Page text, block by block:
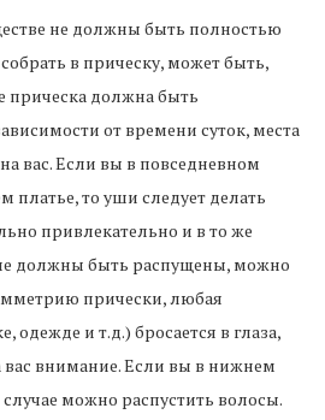
не должны быть полностью
в прическу, может быть,
прическа должна быть
от времени суток, места
вас. Если вы в повседневном
платье, то уши следует делать
привлекательно и в то же
должны быть распущены, можно
прически, любая
одежде и т.д.) бросается в глаза,
вас внимание. Если вы в нижнем
можно распустить волосы.